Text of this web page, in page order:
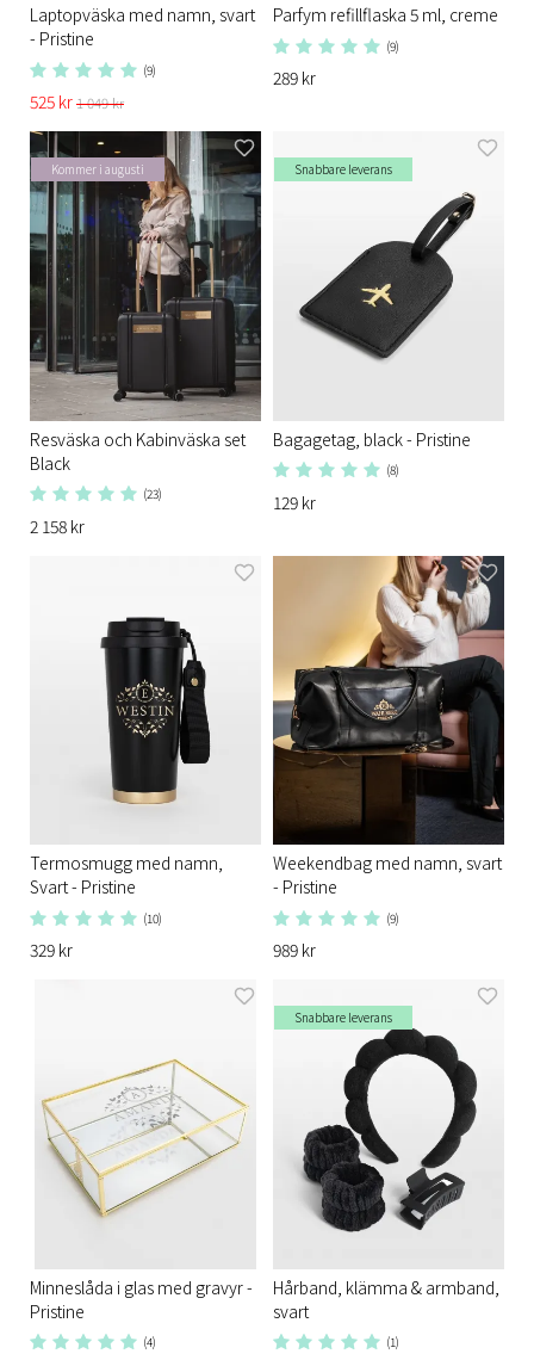
Laptopväska med namn, svart
- Pristine​
(9)
525 kr1 049 kr
Parfym refillflaska 5 ml, creme
(9)
289 kr
Kommer i augusti
Resväska och Kabinväska set
Black
(23)
2 158 kr
Snabbare leverans
Bagagetag, black - Pristine
(8)
129 kr
Termosmugg med namn,
Svart - Pristine
(10)
329 kr
Weekendbag med namn, svart
- Pristine
(9)
989 kr
Minneslåda i glas med gravyr -
Pristine
(4)
Snabbare leverans
Hårband, klämma & armband,
svart
(1)